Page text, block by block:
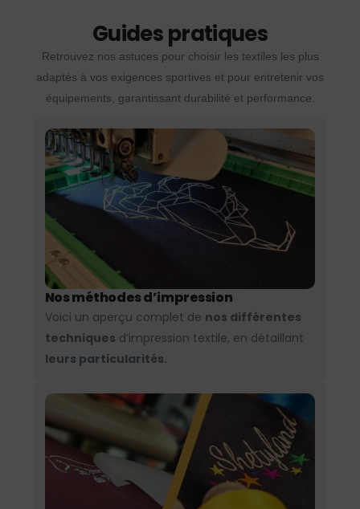
Guides pratiques
Retrouvez nos astuces pour choisir les textiles les plus
adaptés à vos exigences sportives et pour entretenir vos
équipements, garantissant durabilité et performance.
Nos méthodes d’impression
Voici un aperçu complet de nos différentes
techniques d’impression textile, en détaillant
leurs particularités.